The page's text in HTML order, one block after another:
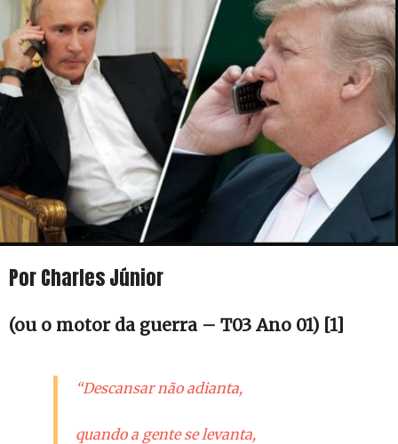
Por Charles Júnior
(ou o motor da guerra – T03 Ano 01) [1]
“Descansar não adianta,
quando a gente se levanta,